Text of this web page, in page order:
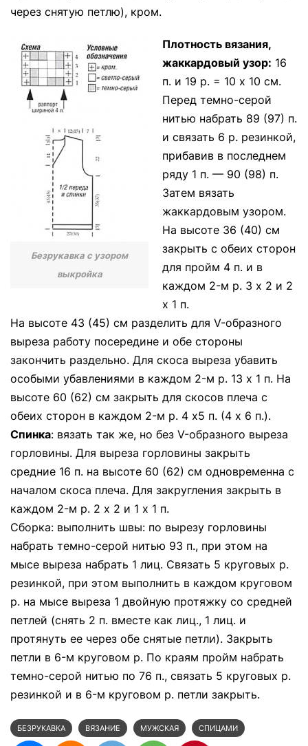
через снятую петлю), кром.
Безрукавка с узором
выкройка
Плотность вязания,
жаккардовый узор: 16
п. и 19 р. = 10 х 10 см.
Перед темно-серой
нитью набрать 89 (97) п.
и связать 6 р. резинкой,
прибавив в последнем
ряду 1 п. — 90 (98) п.
Затем вязать
жаккардовым узором.
На высоте 36 (40) см
закрыть с обеих сторон
для пройм 4 п. и в
каждом 2-м р. 3 х 2 и 2
х 1 п.
На высоте 43 (45) см разделить для V-образного
выреза работу посередине и обе стороны
закончить раздельно. Для скоса выреза убавить
особыми убавлениями в каждом 2-м р. 13 х 1 п. На
высоте 60 (62) см закрыть для скосов плеча с
обеих сторон в каждом 2-м р. 4 х5 п. (4 х 6 п.).
Спинка: вязать так же, но без V-образного выреза
горловины. Для выреза горловины закрыть
средние 16 п. на высоте 60 (62) см одновременна с
началом скоса плеча. Для закругления закрыть в
каждом 2-м р. 2 х 2 и 1 х 1 п.
Сборка: выполнить швы: по вырезу горловины
набрать темно-серой нитью 93 п., при этом на
мысе выреза набрать 1 лиц. Связать 5 круговых р.
резинкой, при этом выполнить в каждом круговом
р. на мысе выреза 1 двойную протяжку со средней
петлей (снять 2 п. вместе как лиц., 1 лиц. и
протянуть ее через обе снятые петли). Закрыть
петли в 6-м круговом р. По краям пройм набрать
темно-серой нитью по 76 п., связать 5 круговых р.
резинкой и в 6-м круговом р. петли закрыть.
БЕЗРУКАВКА ВЯЗАНИЕ МУЖСКАЯ СПИЦАМИ